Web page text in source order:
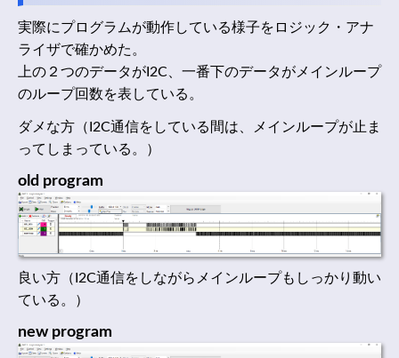
実際にプログラムが動作している様子をロジック・アナ
ライザで確かめた。
上の２つのデータがI2C、一番下のデータがメインループ
のループ回数を表している。
ダメな方（I2C通信をしている間は、メインループが止ま
ってしまっている。）
old program
良い方（I2C通信をしながらメインループもしっかり動い
ている。）
new program